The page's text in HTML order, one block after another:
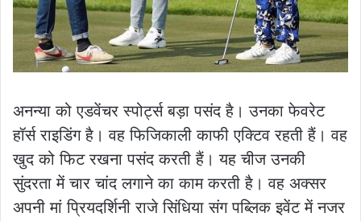
अनन्या को एडवेंचर स्पोर्ट्स बड़ा पसंद है। उनका फेवरेट
हॉर्स राइडिंग है। वह फिजिकाली काफी एक्टिव रहती हैं। वह
खुद को फिट रखना पसंद करती हैं। यह चीज उनकी
सुंदरता में चार चांद लगाने का काम करती है। वह अक्सर
अपनी मां प्रियदर्शिनी राजे सिंधिया संग पब्लिक इवेंट में नजर